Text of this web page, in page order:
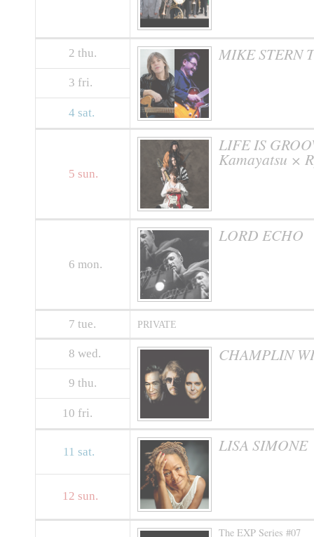
2 thu. MIKE STERN
3 fri.
4 sat.
5 sun.
LIFE IS
Kamayatsu ×
6 mon.
LORD ECHO
7 tue. PRIVATE
8 wed. CHAMPLIN
9 thu.
10 fri.
11 sat. LISA SIMONE
12 sun.
The EXP Series #07